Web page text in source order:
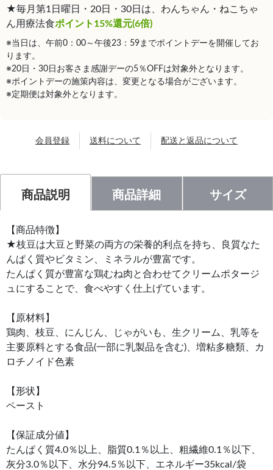
★毎月第1日曜日・20日・30日は、わんちゃん・ねこちゃ
ん用療法食ポイント15%還元(6倍)
※当日は、午前0：00～午後23：59までポイントデーを開催してお
ります。
※20日・30日お客さま感謝デーの5％OFFは対象外となります。
※ポイントデーの施策内容は、変更となる場合がございます。
※定期便は対象外となります。
会員登録 送料について 配送と返品について
商品説明 商品詳細 サイズ
【商品特徴】
★枝豆は大豆と野菜の両方の栄養的利点を持ち、良質なた
んぱく質やビタミン、ミネラルが豊富です。
たんぱく質が豊富な鶏むね肉と合わせてクリームポタージ
ュにすることで、食べやすく仕上げています。
【原材料】
鶏肉、枝豆、にんじん、じゃがいも、生クリーム、乳等を
主要原料とする食品(一部に乳製品を含む)、増粘多糖類、カ
ロチノイド色素
【形状】
ペースト
【保証成分値】
たんぱく質4.0％以上、脂質0.1％以上、粗繊維0.1％以下、
灰分3.0％以下、水分94.5％以下、エネルギー35kcal/袋